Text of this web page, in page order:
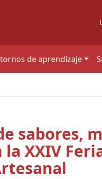
de aprendizaje
sabores,
XXIV